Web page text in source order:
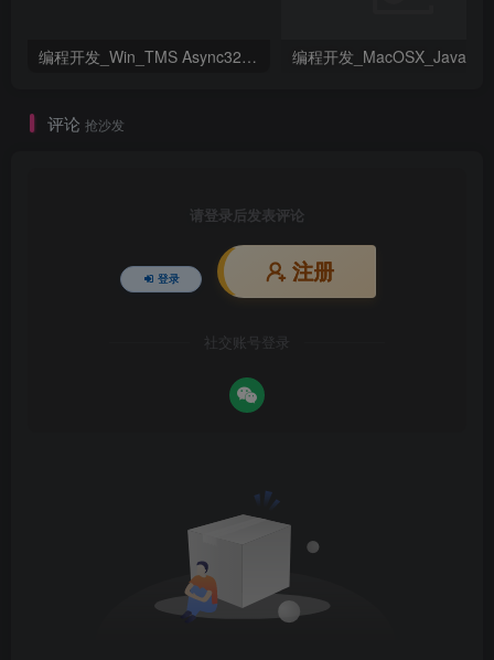
编程开发_Win_TMS Async32 1.9.1.1 Full Source D5-DX10.3 Rio资源下载地址_百度网盘迅雷BT
评论 抢沙发
请登录后发表评论
登录 注册
社交账号登录